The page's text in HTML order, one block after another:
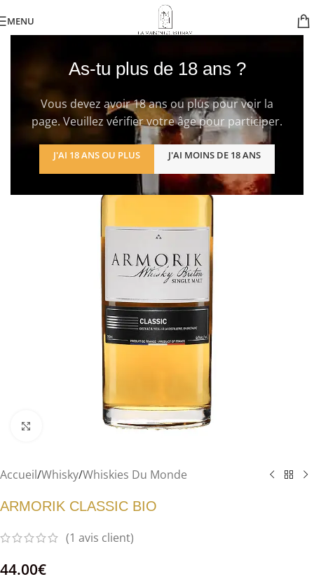
As-tu plus de 18 ans ?
Vous devez avoir 18 ans ou plus pour voir la
page. Veuillez vérifier votre âge pour participer.
J'AI 18 ANS OU PLUS J'AI MOINS DE 18 ANS
MENU
Accueil/Whisky/Whiskies Du Monde
ARMORIK CLASSIC BIO
(1 avis client)
44.00€